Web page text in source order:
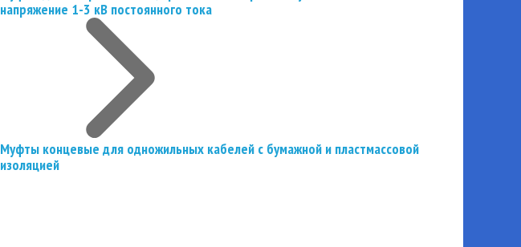
напряжение 1-3 кВ постоянного тока
Муфты концевые для одножильных кабелей с бумажной и пластмассовой
изоляцией